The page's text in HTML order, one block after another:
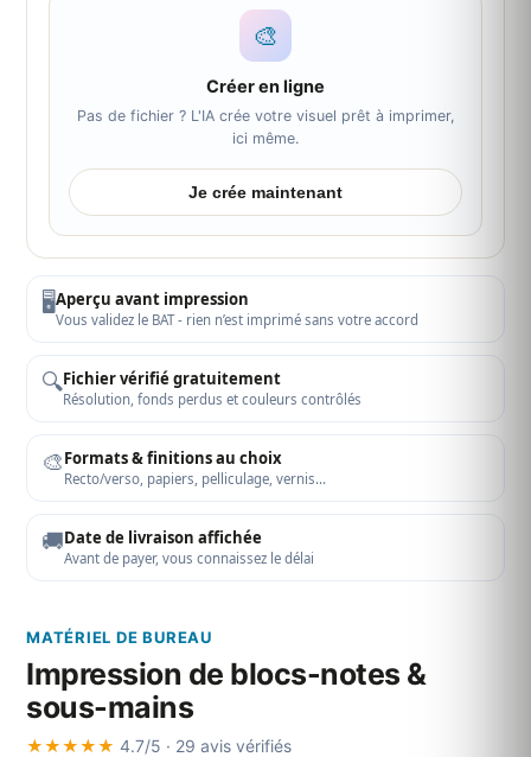
🎨
Créer en ligne
Pas de fichier ? L'IA crée votre visuel prêt à imprimer,
ici même.
Je crée maintenant
🖥️Aperçu avant impression
Vous validez le BAT - rien n’est imprimé sans votre accord
🔍Fichier vérifié gratuitement
Résolution, fonds perdus et couleurs contrôlés
🎨Formats & finitions au choix
Recto/verso, papiers, pelliculage, vernis…
🚚Date de livraison affichée
Avant de payer, vous connaissez le délai
MATÉRIEL DE BUREAU
Impression de blocs-notes &
sous-mains
★★★★★ 4.7/5 · 29 avis vérifiés